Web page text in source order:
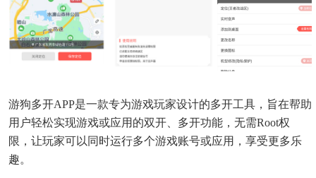
游狗多开APP是一款专为游戏玩家设计的多开工具，旨在帮助
用户轻松实现游戏或应用的双开、多开功能，无需root权
限，让玩家可以同时运行多个游戏账号或应用，享受更多乐
趣。